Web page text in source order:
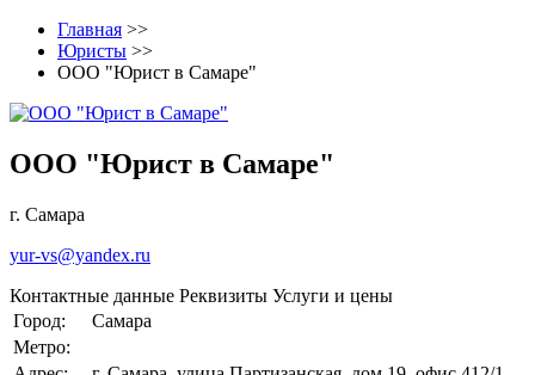
Главная >>
Юристы >>
ООО "Юрист в Самаре"
ООО "Юрист в Самаре"
г. Самара
yur-vs@yandex.ru
Контактные данные Реквизиты Услуги и цены
Город:
Самара
Метро: